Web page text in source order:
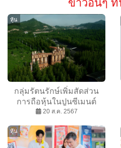
ข่าวอื่นๆ ที่
หุ้น
กลุ่มรัตนรักษ์เพิ่มสัดส่วน
การถือหุ้นในปูนซีเมนต์
นครหลวง
20 ส.ค. 2567
หุ้น